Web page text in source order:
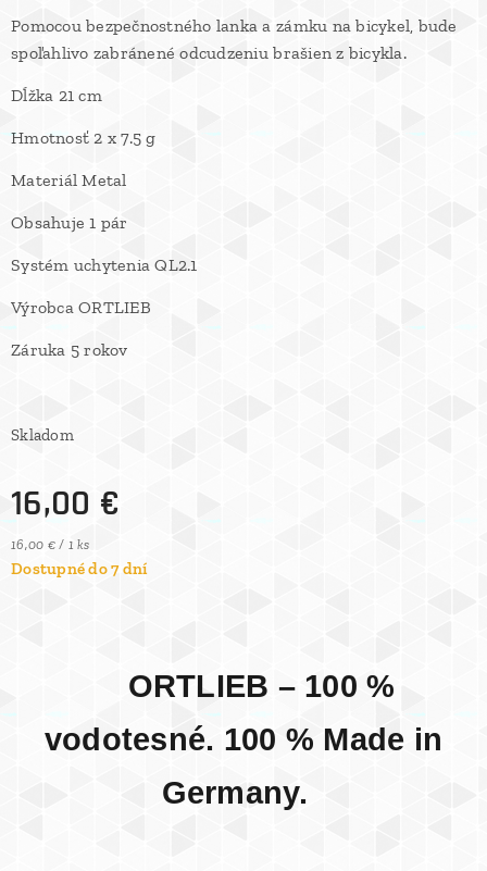
Pomocou bezpečnostného lanka a zámku na bicykel, bude
spoľahlivo zabránené odcudzeniu brašien z bicykla.
Dĺžka 21 cm
Hmotnosť 2 x 7.5 g
Materiál Metal
Obsahuje 1 pár
Systém uchytenia QL2.1
Výrobca ORTLIEB
Záruka 5 rokov
Skladom
16,00 €
16,00 € / 1 ks
Dostupné do 7 dní
ORTLIEB – 100 %
vodotesné. 100 % Made in
Germany.